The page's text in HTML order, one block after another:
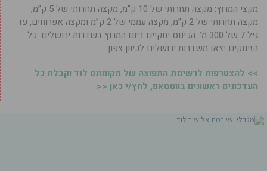
מקצי המרוץ: מקצה תחרותי של 10 ק”מ, מקצה תחרותי של 5 ק”מ,
מקצה תחרותי של 2 ק”מ, מקצה עממי של 2 ק”מ ומקצה אפרוחים, עד
גיל 7 של 300 מ’. הכינוס יתקיים ביום המרוץ בשדרות ירושלים. כל
הזינוקים יצאו משדרות ירושלים לכיוון צפון.
>> להצטרפות לרשימת התפוצה של מקומונט לוד וקבלת כל
העדכונים ראשונים בווטסאפ, לחץ/י כאן <<